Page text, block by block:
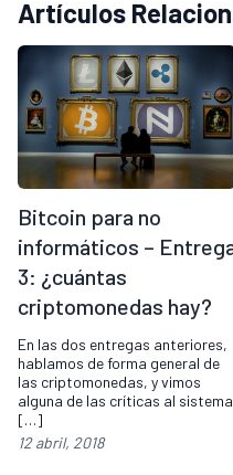
Artículos
Bitcoin para no
informáticos –
3: ¿cuántas
criptomonedas hay?
En las dos entregas anteriores,
hablamos de forma general de
las criptomonedas, y vimos
alguna de las críticas al
[…]
12 abril, 2018